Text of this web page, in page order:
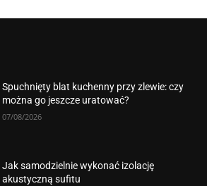
Spuchnięty blat kuchenny przy zlewie: czy
można go jeszcze uratować?
07/08/2026
Jak samodzielnie wykonać izolację
akustyczną sufitu